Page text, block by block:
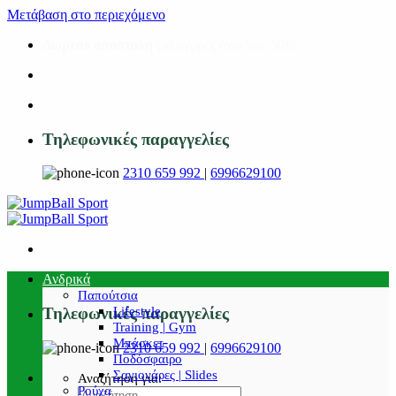
Μετάβαση στο περιεχόμενο
Τηλεφωνικές παραγγελίες
2310 659 992 | 6996629100
Τηλεφωνικές παραγγελίες
2310 659 992 | 6996629100
Αναζήτηση για:
Ανδρικά
Παπούτσια
Lifestyle
Training | Gym
Μπάσκετ
Ποδόσφαιρο
Σαγιονάρες | Slides
Ρούχα